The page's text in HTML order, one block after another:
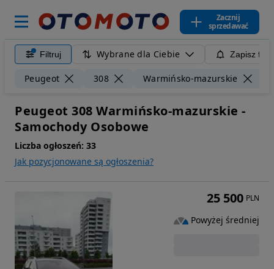
Zacznij
sprzedawać
Filtruj Wybrane dla Ciebie Zapisz
Peugeot 308 Warmińsko-mazurskie
Peugeot 308 Warmińsko-mazurskie -
Samochody Osobowe
Liczba ogłoszeń: 33
Jak pozycjonowane są ogłoszenia?
25 500 PLN
Powyżej średniej